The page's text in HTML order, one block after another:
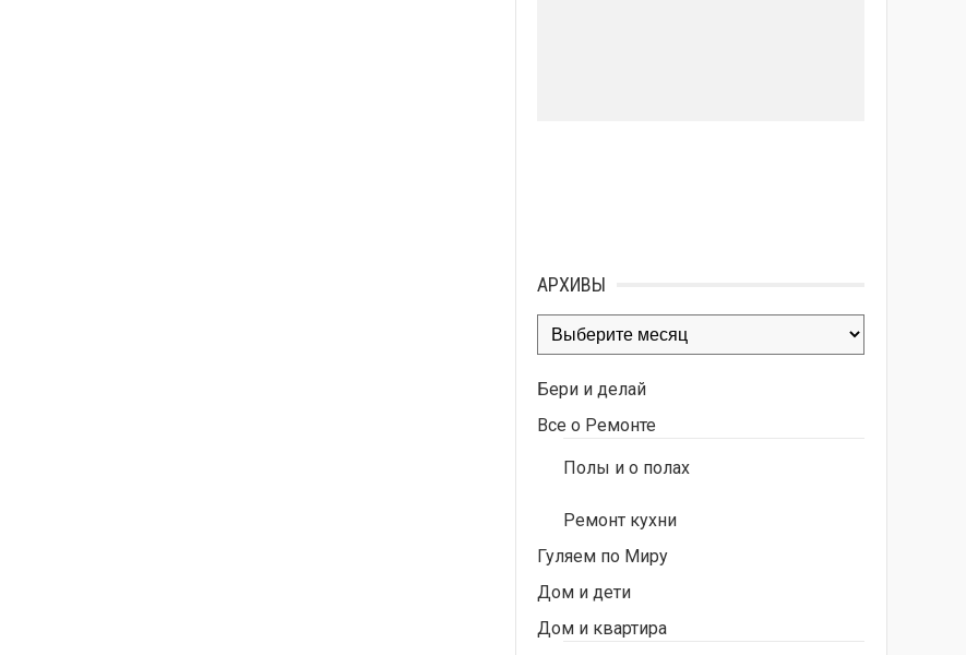
АРХИВЫ
Архивы
Бери и делай
Все о Ремонте
Полы и о полах
Ремонт кухни
Гуляем по Миру
Дом и дети
Дом и квартира